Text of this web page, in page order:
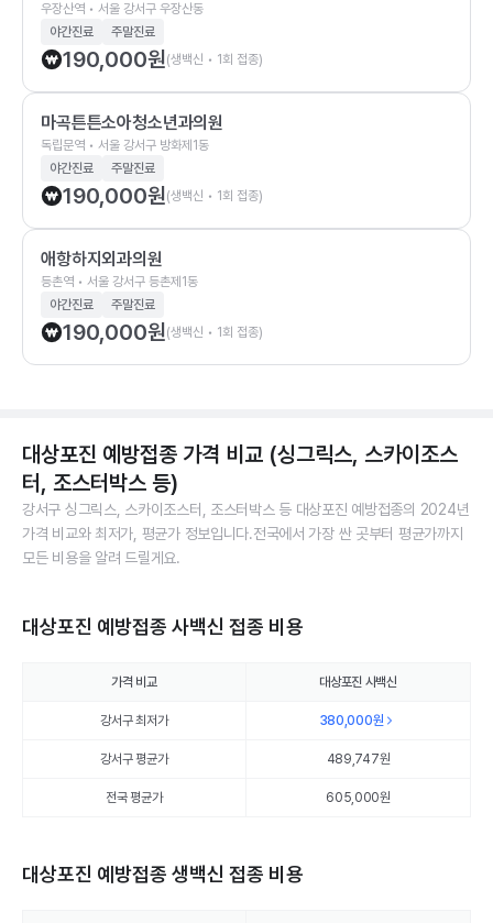
우장산역 • 서울 강서구 우장산동
야간진료
주말진료
190,000원(생백신 • 1회 접종)
마곡튼튼소아청소년과의원
독립문역 • 서울 강서구 방화제1동
야간진료
주말진료
190,000원(생백신 • 1회 접종)
애항하지외과의원
등촌역 • 서울 강서구 등촌제1동
야간진료
주말진료
190,000원(생백신 • 1회 접종)
대상포진 예방접종 가격 비교 (싱그릭스, 스카이조스
터, 조스터박스 등)
강서구 싱그릭스, 스카이조스터, 조스터박스 등 대상포진 예방접종의 2024년
가격 비교와 최저가, 평균가 정보입니다.전국에서 가장 싼 곳부터 평균가까지
모든 비용을 알려 드릴게요.
대상포진 예방접종 사백신 접종 비용
가격 비교 대상포진 사백신
강서구 최저가 380,000원
강서구 평균가 489,747원
전국 평균가 605,000원
대상포진 예방접종 생백신 접종 비용